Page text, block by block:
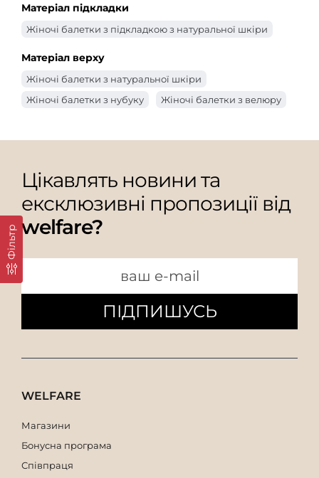
Фільтр
Матеріал підкладки
Жіночі балетки з підкладкою з натуральної шкіри
Матеріал верху
Жіночі балетки з натуральної шкіри
Жіночі балетки з нубуку
Жіночі балетки з велюру
Цікавлять новини та
ексклюзивні пропозиції від
welfare?
ПІДПИШУСЬ
WELFARE
Магазини
Бонусна програма
Співпраця